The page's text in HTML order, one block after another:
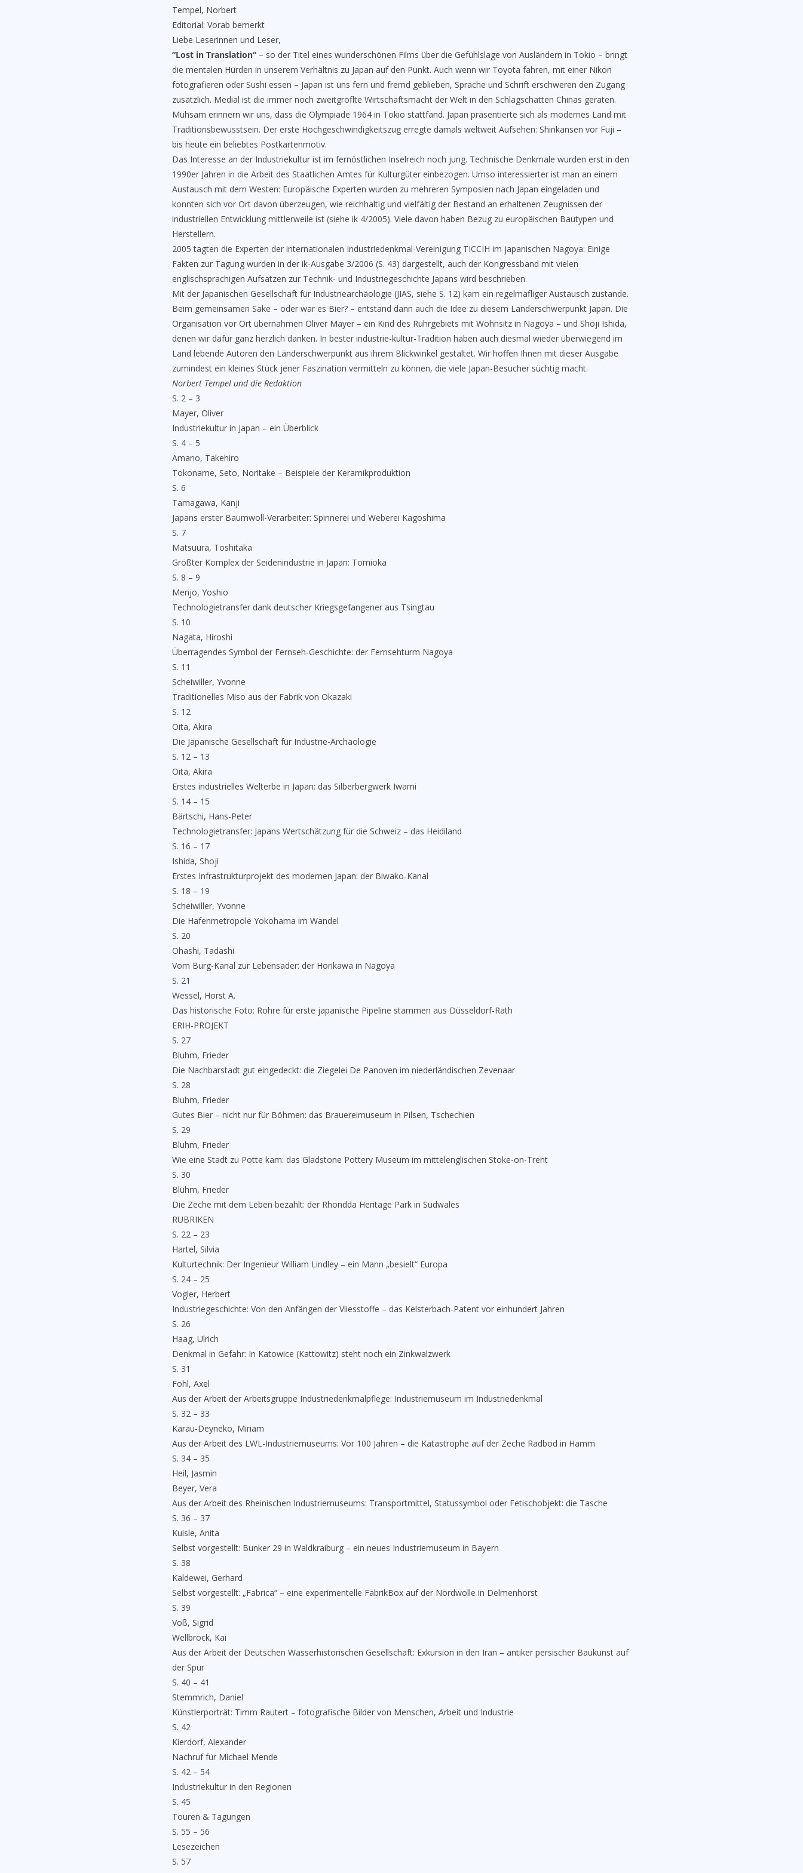
Tempel, Norbert
Editorial: Vorab bemerkt
Liebe Leserinnen und Leser,
“Lost in Translation“ – so der Titel eines wunderschönen Films über die Gefühlslage von Ausländern in Tokio – bringt
die mentalen Hürden in unserem Verhältnis zu Japan auf den Punkt. Auch wenn wir Toyota fahren, mit einer Nikon
fotografieren oder Sushi essen – Japan ist uns fern und fremd geblieben, Sprache und Schrift erschweren den Zugang
zusätzlich. Medial ist die immer noch zweitgröﬂte Wirtschaftsmacht der Welt in den Schlagschatten Chinas geraten.
Mühsam erinnern wir uns, dass die Olympiade 1964 in Tokio stattfand. Japan präsentierte sich als modernes Land mit
Traditionsbewusstsein. Der erste Hochgeschwindigkeitszug erregte damals weltweit Aufsehen: Shinkansen vor Fuji –
bis heute ein beliebtes Postkartenmotiv.
Das Interesse an der Industriekultur ist im fernöstlichen Inselreich noch jung. Technische Denkmale wurden erst in den
1990er Jahren in die Arbeit des Staatlichen Amtes für Kulturgüter einbezogen. Umso interessierter ist man an einem
Austausch mit dem Westen: Europäische Experten wurden zu mehreren Symposien nach Japan eingeladen und
konnten sich vor Ort davon überzeugen, wie reichhaltig und vielfältig der Bestand an erhaltenen Zeugnissen der
industriellen Entwicklung mittlerweile ist (siehe ik 4/2005). Viele davon haben Bezug zu europäischen Bautypen und
Herstellern.
2005 tagten die Experten der internationalen Industriedenkmal-Vereinigung TICCIH im japanischen Nagoya: Einige
Fakten zur Tagung wurden in der ik-Ausgabe 3/2006 (S. 43) dargestellt, auch der Kongressband mit vielen
englischsprachigen Aufsätzen zur Technik- und Industriegeschichte Japans wird beschrieben.
Mit der Japanischen Gesellschaft für Industriearchäologie (JIAS, siehe S. 12) kam ein regelmäﬂiger Austausch zustande.
Beim gemeinsamen Sake – oder war es Bier? – entstand dann auch die Idee zu diesem Länderschwerpunkt Japan. Die
Organisation vor Ort übernahmen Oliver Mayer – ein Kind des Ruhrgebiets mit Wohnsitz in Nagoya – und Shoji Ishida,
denen wir dafür ganz herzlich danken. In bester industrie-kultur-Tradition haben auch diesmal wieder überwiegend im
Land lebende Autoren den Länderschwerpunkt aus ihrem Blickwinkel gestaltet. Wir hoffen Ihnen mit dieser Ausgabe
zumindest ein kleines Stück jener Faszination vermitteln zu können, die viele Japan-Besucher süchtig macht.
Norbert Tempel und die Redaktion
S. 2 – 3
Mayer, Oliver
Industriekultur in Japan – ein Überblick
S. 4 – 5
Amano, Takehiro
Tokoname, Seto, Noritake – Beispiele der Keramikproduktion
S. 6
Tamagawa, Kanji
Japans erster Baumwoll-Verarbeiter: Spinnerei und Weberei Kagoshima
S. 7
Matsuura, Toshitaka
Größter Komplex der Seidenindustrie in Japan: Tomioka
S. 8 – 9
Menjo, Yoshio
Technologietransfer dank deutscher Kriegsgefangener aus Tsingtau
S. 10
Nagata, Hiroshi
Überragendes Symbol der Fernseh-Geschichte: der Fernsehturm Nagoya
S. 11
Scheiwiller, Yvonne
Traditionelles Miso aus der Fabrik von Okazaki
S. 12
Oita, Akira
Die Japanische Gesellschaft für Industrie-Archäologie
S. 12 – 13
Oita, Akira
Erstes industrielles Welterbe in Japan: das Silberbergwerk Iwami
S. 14 – 15
Bärtschi, Hans-Peter
Technologietransfer: Japans Wertschätzung für die Schweiz – das Heidiland
S. 16 – 17
Ishida, Shoji
Erstes Infrastrukturprojekt des modernen Japan: der Biwako-Kanal
S. 18 – 19
Scheiwiller, Yvonne
Die Hafenmetropole Yokohama im Wandel
S. 20
Ohashi, Tadashi
Vom Burg-Kanal zur Lebensader: der Horikawa in Nagoya
S. 21
Wessel, Horst A.
Das historische Foto: Rohre für erste japanische Pipeline stammen aus Düsseldorf-Rath
ERIH-PROJEKT
S. 27
Bluhm, Frieder
Die Nachbarstadt gut eingedeckt: die Ziegelei De Panoven im niederländischen Zevenaar
S. 28
Bluhm, Frieder
Gutes Bier – nicht nur für Böhmen: das Brauereimuseum in Pilsen, Tschechien
S. 29
Bluhm, Frieder
Wie eine Stadt zu Potte kam: das Gladstone Pottery Museum im mittelenglischen Stoke-on-Trent
S. 30
Bluhm, Frieder
Die Zeche mit dem Leben bezahlt: der Rhondda Heritage Park in Südwales
RUBRIKEN
S. 22 – 23
Hartel, Silvia
Kulturtechnik: Der Ingenieur William Lindley – ein Mann „besielt“ Europa
S. 24 – 25
Vogler, Herbert
Industriegeschichte: Von den Anfängen der Vliesstoffe – das Kelsterbach-Patent vor einhundert Jahren
S. 26
Haag, Ulrich
Denkmal in Gefahr: In Katowice (Kattowitz) steht noch ein Zinkwalzwerk
S. 31
Föhl, Axel
Aus der Arbeit der Arbeitsgruppe Industriedenkmalpflege: Industriemuseum im Industriedenkmal
S. 32 – 33
Karau-Deyneko, Miriam
Aus der Arbeit des LWL-Industriemuseums: Vor 100 Jahren – die Katastrophe auf der Zeche Radbod in Hamm
S. 34 – 35
Heil, Jasmin
Beyer, Vera
Aus der Arbeit des Rheinischen Industriemuseums: Transportmittel, Statussymbol oder Fetischobjekt: die Tasche
S. 36 – 37
Kuisle, Anita
Selbst vorgestellt: Bunker 29 in Waldkraiburg – ein neues Industriemuseum in Bayern
S. 38
Kaldewei, Gerhard
Selbst vorgestellt: „Fabrica“ – eine experimentelle FabrikBox auf der Nordwolle in Delmenhorst
S. 39
Voß, Sigrid
Wellbrock, Kai
Aus der Arbeit der Deutschen Wasserhistorischen Gesellschaft: Exkursion in den Iran – antiker persischer Baukunst auf
der Spur
S. 40 – 41
Stemmrich, Daniel
Künstlerporträt: Timm Rautert – fotografische Bilder von Menschen, Arbeit und Industrie
S. 42
Kierdorf, Alexander
Nachruf für Michael Mende
S. 42 – 54
Industriekultur in den Regionen
S. 45
Touren & Tagungen
S. 55 – 56
Lesezeichen
S. 57